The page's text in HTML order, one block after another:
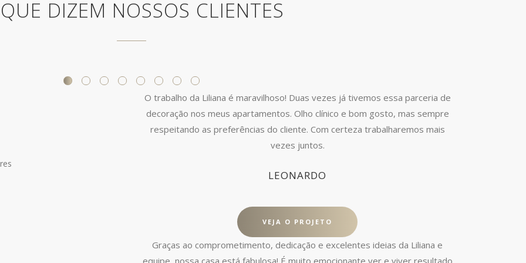
DIZEM NOSSOS CLIENTES
O trabalho da Liliana é maravilhoso! Duas vezes já tivemos essa parceria de
decoração nos meus apartamentos. Olho clínico e bom gosto, mas sempre
respeitando as preferências do cliente. Com certeza trabalharemos mais
vezes juntos.
LEONARDO
VEJA O PROJETO
Graças ao comprometimento, dedicação e excelentes ideias da Liliana e